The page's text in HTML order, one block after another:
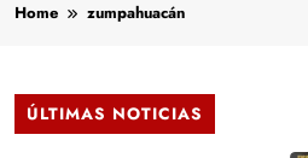
Home zumpahuacán
ÚLTIMAS NOTICIAS